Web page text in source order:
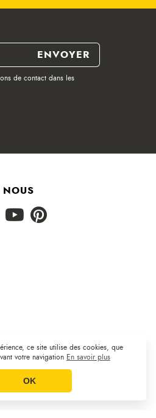
ce site utilise des cookies, que
votre navigation En savoir plus
OK
de contact dans les
| Mentions légales